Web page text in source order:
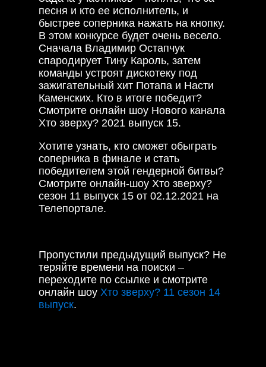
песня и кто ее исполнитель, и
быстрее соперника нажать на кнопку.
В этом конкурсе будет очень весело.
Сначала Владимир Остапчук
спародирует Тину Кароль, затем
команды устроят дискотеку под
зажигательный хит Потапа и Насти
Каменских. Кто в итоге победит?
Смотрите онлайн шоу Нового канала
Хто зверху? 2021 выпуск 15.
Хотите узнать, кто сможет обыграть
соперника в финале и стать
победителем этой гендерной битвы?
Смотрите онлайн-шоу Хто зверху?
сезон 11 выпуск 15 от 02.12.2021 на
Телепортале.
Пропустили предыдущий выпуск? Не
теряйте времени на поиски –
переходите по ссылке и смотрите
онлайн шоу Хто зверху? 11 сезон 14
выпуск.